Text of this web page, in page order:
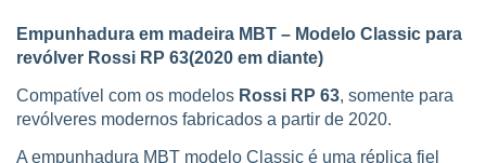
Empunhadura em madeira MBT – Modelo Classic para
revólver Rossi R P 63(2020 em diante)
Compatível com os modelos Rossi RP 63, somente para
revólveres modernos fabricados a partir de 2020.
A empunhadura MBT modelo Classic é uma réplica fiel